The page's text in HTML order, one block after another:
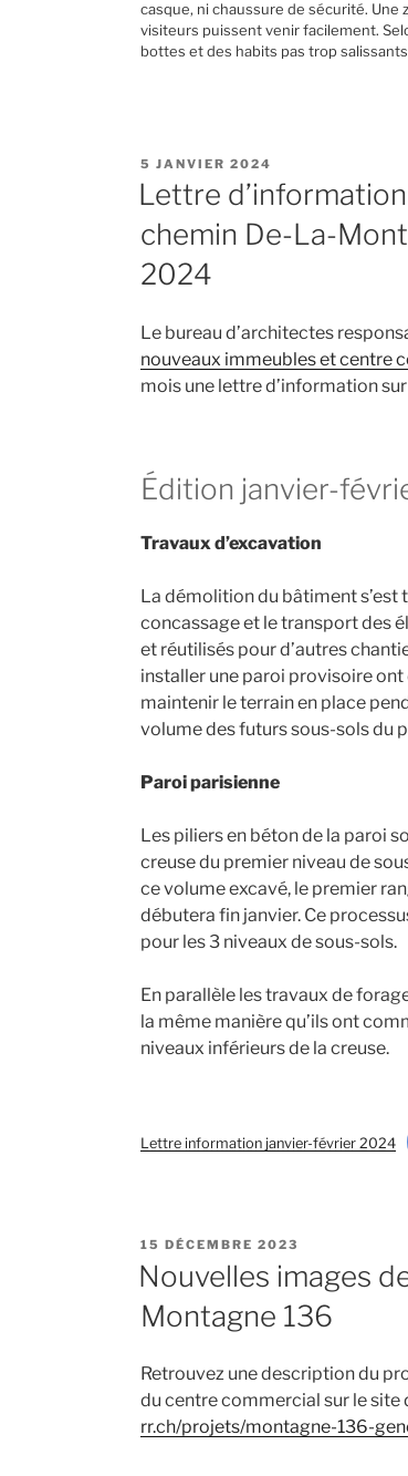
casque, ni chaussure de sécurité. Une
visiteurs puissent venir facilement.
bottes et des habits pas trop
PUBLIÉ
LE
5 JANVIER 2024
Lettre
chemin De-La-
2024
Le bureau d’architectes
nouveaux immeubles et centre
mois une lettre d’information
Édition janvier-
Travaux d’excavation
La démolition du bâtiment
concassage et le transport des
et réutilisés pour d’autres
installer une paroi provisoire
maintenir le terrain en place
volume des futurs sous-sols du
Paroi parisienne
Les piliers en béton de la paroi
creuse du premier niveau de
ce volume excavé, le premier
débutera fin janvier. Ce
pour les 3 niveaux de sous-sols.
En parallèle les travaux de
la même manière qu’ils ont
niveaux inférieurs de la creuse.
Lettre information janvier-février 2024
PUBLIÉ
LE
15 DÉCEMBRE 2023
Nouvelles images
Montagne 136
Retrouvez une description du
du centre commercial sur le site
rr.ch/projets/montagne-136-